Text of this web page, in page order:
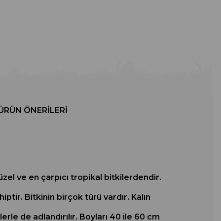
ÖNERILERI
ve en çarpıcı tropikal bitkilerdendir.
Bitkinin birçok türü vardır. Kalın
de adlandırılır. Boyları 40 ile 60 cm